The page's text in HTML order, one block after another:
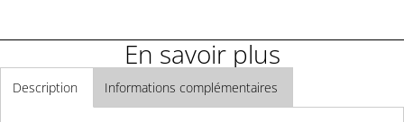
En savoir plus
Description Informations complémentaires